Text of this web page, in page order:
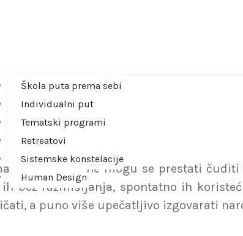
Škola puta prema sebi
Individualni put
Tematski programi
Retreatovi
Sistemske konstelacije
Human Design
VESELJE
i izrekama i ne mogu se prestati
bez razmišljanja, spontatno ih
a puno više upečatljivo izgovarati